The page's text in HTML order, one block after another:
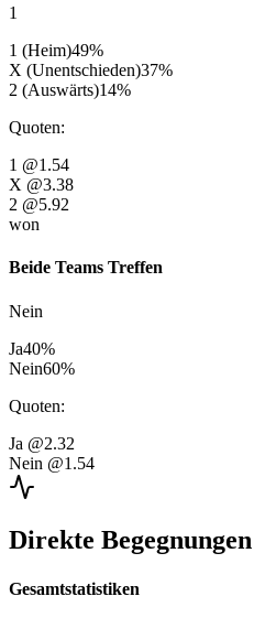
1
1 (Heim)49%
X (Unentschieden)37%
2 (Auswärts)14%
Quoten:
1 @1.54
X @3.38
2 @5.92
won
Beide Teams Treffen
Nein
Ja40%
Nein60%
Quoten:
Ja @2.32
Nein @1.54
Direkte Begegnungen
Gesamtstatistiken